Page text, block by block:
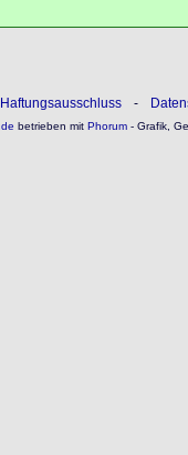
Haftungsausschluss -
betrieben mitPhorum- Grafik,